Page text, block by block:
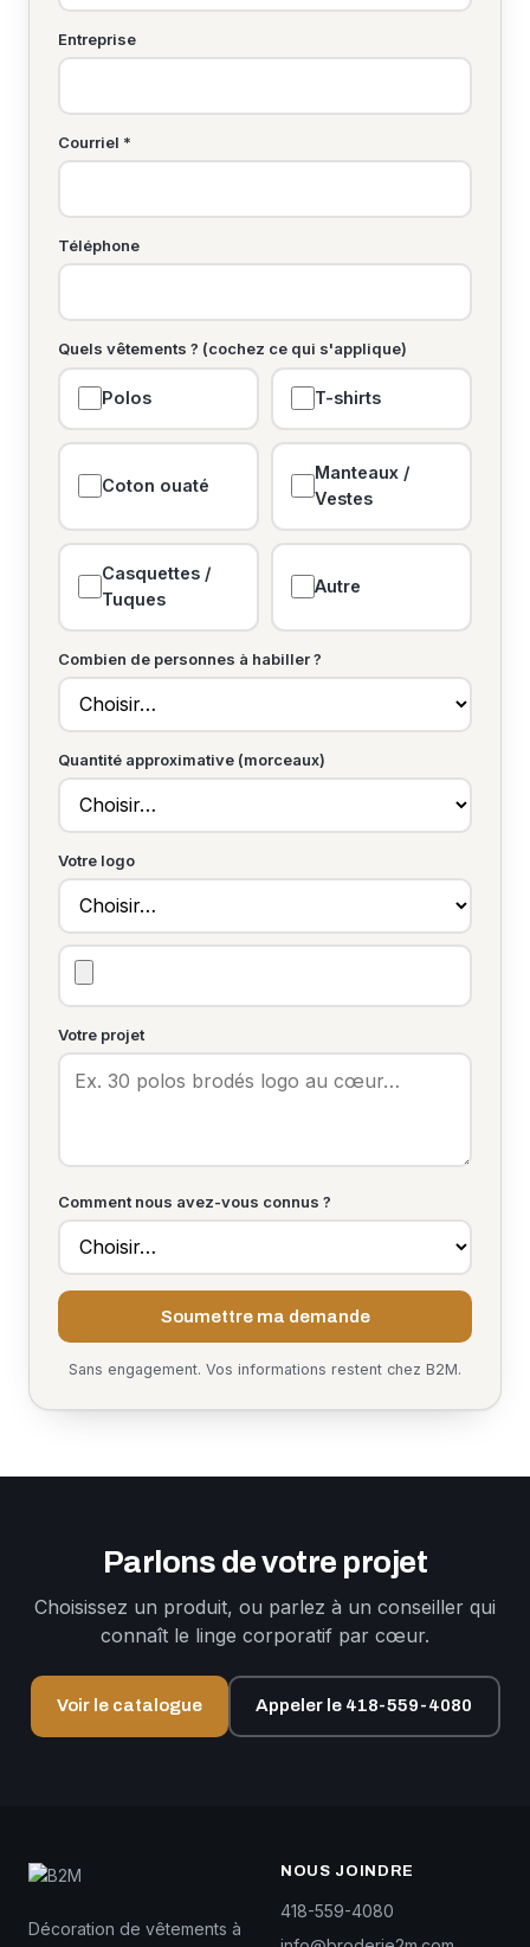
Entreprise
Courriel *
Téléphone
Quels vêtements ? (cochez ce qui s'applique)
Polos T-shirts
Coton ouaté
Manteaux /
Vestes
Casquettes /
Tuques
Autre
Combien de personnes à habiller ?
Quantité approximative (morceaux)
Votre logo
Votre projet
Comment nous avez-vous connus ?
Soumettre ma demande
Sans engagement. Vos informations restent chez B2M.
Parlons de votre projet
Choisissez un produit, ou parlez à un conseiller qui
connaît le linge corporatif par cœur.
Voir le catalogue Appeler le 418-559-4080
Décoration de vêtements à
NOUS JOINDRE
418-559-4080